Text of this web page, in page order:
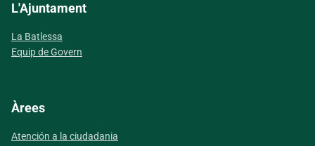
L'Ajuntament
La Batlessa
Equip de Govern
Àrees
Atención a la ciudadania